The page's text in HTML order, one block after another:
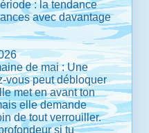
: la tendance
avec davantage
de mai : Une
vous peut débloquer
met en avant ton
elle demande
de tout verrouiller.
si tu